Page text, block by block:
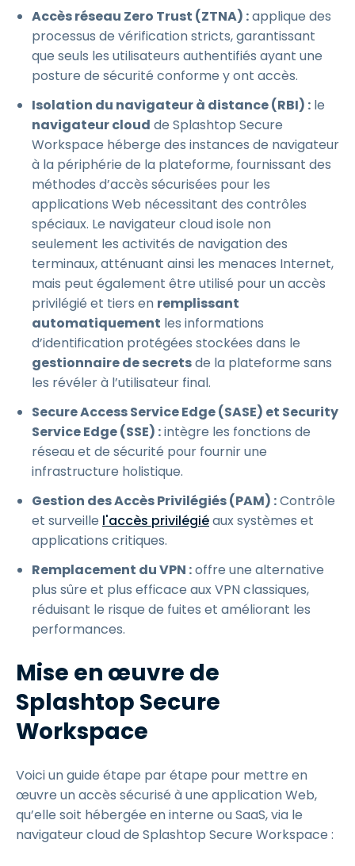
Accès réseau Zero Trust (ZTNA) :applique des
processus de vérification stricts, garantissant
que seuls les utilisateurs authentifiés ayant une
posture de sécurité conforme y ont accès.
Isolation du navigateur à distance (RBI) : le
navigateur cloud de Splashtop Secure
Workspace héberge des instances de navigateur
à la périphérie de la plateforme, fournissant des
méthodes d’accès sécurisées pour les
applications Web nécessitant des contrôles
spéciaux. Le navigateur cloud isole non
seulement les activités de navigation des
terminaux, atténuant ainsi les menaces Internet,
mais peut également être utilisé pour un accès
privilégié et tiers en remplissant
automatiquement les informations
d’identification protégées stockées dans le
gestionnaire de secretsde la plateforme sans
les révéler à l’utilisateur final.
Secure Access Service Edge (SASE) et Security
Service Edge (SSE) :intègre les fonctions de
réseau et de sécurité pour fournir une
infrastructure holistique.
Gestion des Accès Privilégiés (PAM) :Contrôle
et surveille l'accès privilégiéaux systèmes et
applications critiques.
Remplacement du VPN :offre une alternative
plus sûre et plus efficace aux VPN classiques,
réduisant le risque de fuites et améliorant les
performances.
Mise en œuvre de
Splashtop Secure
Workspace
Voici un guide étape par étape pour mettre en
œuvre un accès sécurisé à une application Web,
qu’elle soit hébergée en interne ou SaaS, via le
navigateur cloud de Splashtop Secure Workspace :